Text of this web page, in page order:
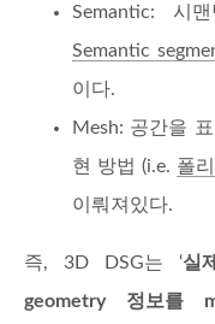
Semantic: 시
Semantic
이다.
Mesh: 공간을
현 방법 (i.e. 폴
이뤄져있다.
즉, 3D DSG는 ‘실
geometry 정보를